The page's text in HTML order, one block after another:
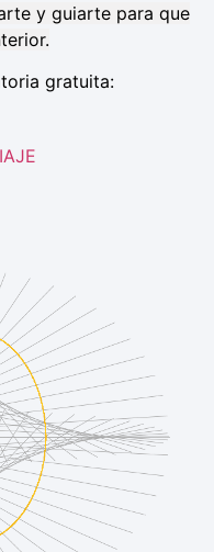
y guiarte para que
gratuita: